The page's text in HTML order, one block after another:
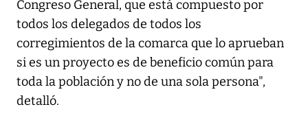
Congreso General, que está compuesto por
todos los delegados de todos los
corregimientos de la comarca que lo aprueban
si es un proyecto es de beneficio común para
toda la población y no de una sola persona",
detalló.